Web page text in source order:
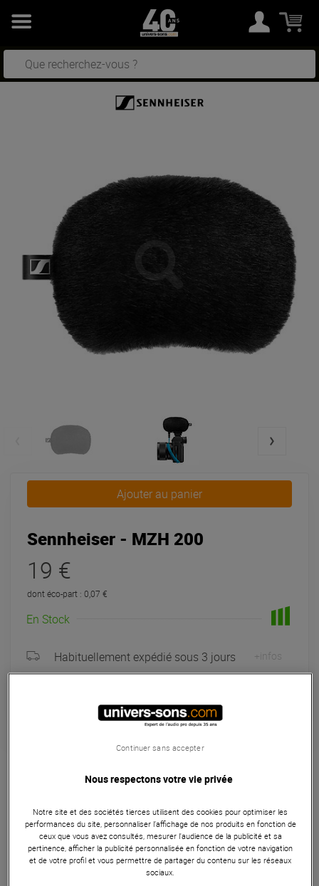
Ajouter au panier
Sennheiser - MZH 200
19 €
dont éco-part : 0,07 €
En Stock
Habituellement expédié sous 3 jours +infos
Sennheiser MZH 200, bonnette anti-vent à poils
200.
ARTICLE N° 76378
Nous respectons votre vie privée
Notre site et des sociétés tierces utilisent des cookies pour optimiser les
performances du site, personnaliser l’affichage de nos produits en fonction de
ceux que vous avez consultés, mesurer l'audience de la publicité et sa
pertinence, afficher la publicité personnalisée en fonction de votre navigation
et de votre profil et vous permettre de partager du contenu sur les réseaux
sociaux.
Continuer sans accepter